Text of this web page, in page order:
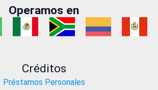
Operamos en
Créditos
Préstamos Personales